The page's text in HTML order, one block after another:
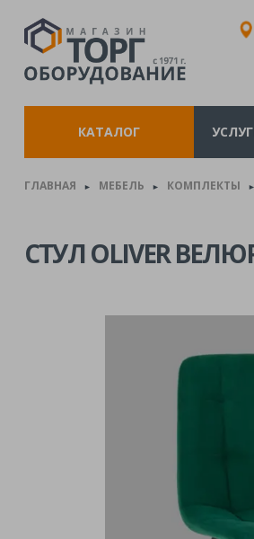
КАТАЛОГ
ГЛАВНАЯ ► МЕБЕЛЬ ► КОМПЛЕКТЫ ►
СТУЛ OLIVER